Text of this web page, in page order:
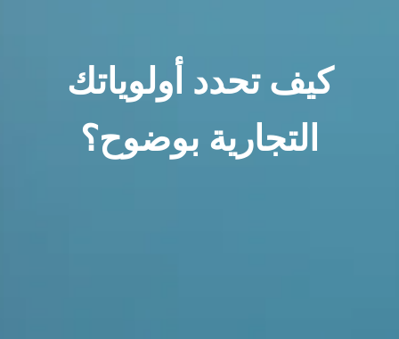
كيف تحدد أولوياتك
التجارية بوضوح؟